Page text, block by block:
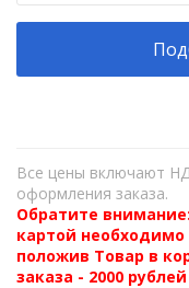
Все цены включают
оформления заказа.
Обратите
картой
положив Товар в
заказа - 2000 рублей